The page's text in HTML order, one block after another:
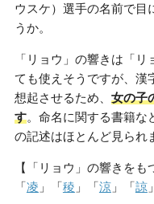
ウスケ）選手の名前で目
うか。
「リョウ」の響きは「
ても使えそうですが、漢
想起させるため、 女の子
す。命名に関する書籍な
の記述はほとんど見られ
【「リョウ」の響きをも
「凌 」「稜 」「涼」「諒